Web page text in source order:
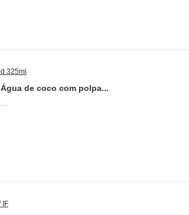
Água de coco com polpa...
..